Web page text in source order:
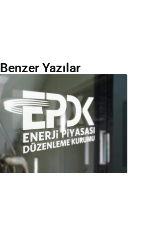
Benzer Yazılar